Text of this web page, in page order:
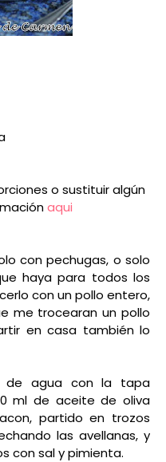
o sustituir algún
aqui
con pechugas, o solo
haya para todos los
con un pollo entero,
me trocearan un pollo
en casa también lo
de agua con la tapa
ml de aceite de oliva
partido en trozos
las avellanas, y
con sal y pimienta.